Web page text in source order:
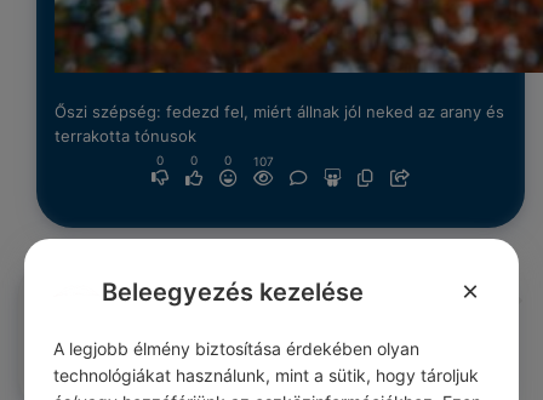
Őszi szépség: fedezd fel, miért állnak jól neked az arany és
terrakotta tónusok
0 0 0 107
#közmondásod Ivacson Istvan
0 0 0 107
Beleegyezés kezelése ×
A legjobb élmény biztosítása érdekében olyan
technológiákat használunk, mint a sütik, hogy tároljuk